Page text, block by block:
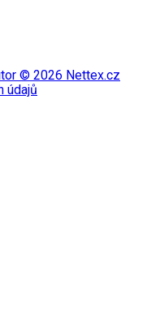
© 2026 Nettex.cz
údajů